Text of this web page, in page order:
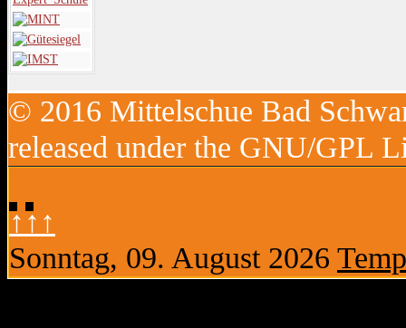
© 2016 Mittelschue Bad
released under the GNU/GPL
↑↑↑
Sonntag, 09. August 2026